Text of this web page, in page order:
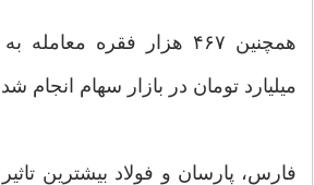
میلیارد تومان در بازار سهام انجام
فارس، پارسان و فولاد بیشترین